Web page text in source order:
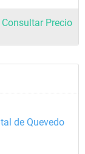
Consultar Precio
de Quevedo